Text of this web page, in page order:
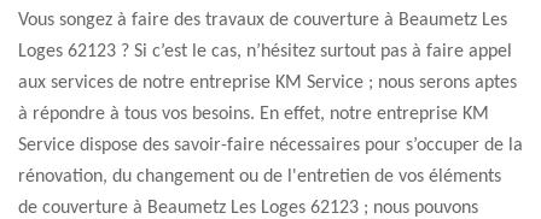
Vous songez à faire des travaux de couverture à Beaumetz Les
Loges 62123 ? Si c’est le cas, n’hésitez surtout pas à faire appel
aux services de notre entreprise KM Service ; nous serons aptes
à répondre à tous vos besoins. En effet, notre entreprise KM
Service dispose des savoir-faire nécessaires pour s’occuper de la
rénovation, du changement ou de l'entretien de vos éléments
de couverture à Beaumetz Les Loges 62123 ; nous pouvons